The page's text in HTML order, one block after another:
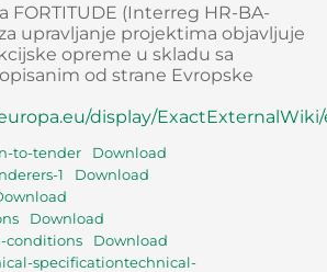
FORTITUDE (Interreg HR-BA-
upravljanje projektima objavljuje
opreme u skladu sa
od strane Evropske
display/ExactExternalWiki/
to-tender
Download
1
Download
Download
conditions
Download
specificationtechnical-